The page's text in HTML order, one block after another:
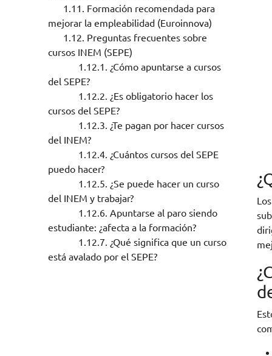
1.11. Formación recomendada para
mejorar la empleabilidad (Euroinnova)
1.12. Preguntas frecuentes sobre
cursos INEM (SEPE)
1.12.1. ¿Cómo apuntarse a cursos
del SEPE?
1.12.2. ¿Es obligatorio hacer los
cursos del SEPE?
1.12.3. ¿Te pagan por hacer cursos
del INEM?
1.12.4. ¿Cuántos cursos del SEPE
puedo hacer?
1.12.5. ¿Se puede hacer un curso
del INEM y trabajar?
1.12.6. Apuntarse al paro siendo
estudiante: ¿afecta a la formación?
1.12.7. ¿Qué significa que un curso
está avalado por el SEPE?
Los